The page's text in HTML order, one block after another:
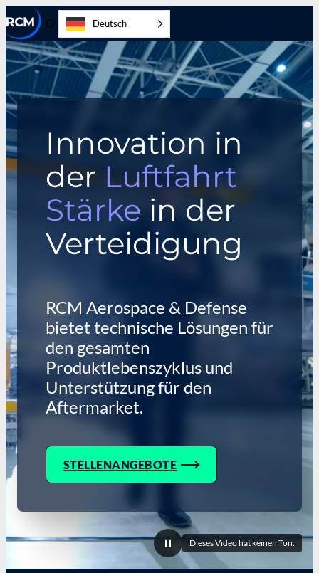
Inhalt
springen
Suche
ein-
und
ausschalten
Deutsch
Video
anhalten
Dieses Video hat keinen Ton.
Innovation in
der Luftfahrt
Stärke in der
Verteidigung
RCM Aerospace & Defense
bietet technische Lösungen für
den gesamten
Produktlebenszyklus und
Unterstützung für den
Aftermarket.
STELLENANGEBOTE